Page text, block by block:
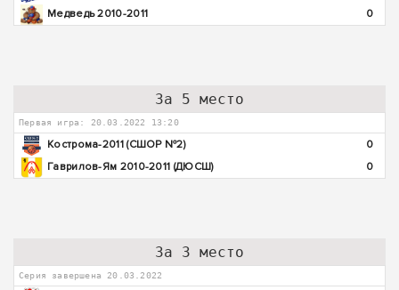
Медведь 2010-2011
0
За 5 место
Первая игра: 20.03.2022 13:20
Кострома-2011 (СШОР №2)
0
Гаврилов-Ям 2010-2011 (ДЮСШ)
0
За 3 место
Серия завершена 20.03.2022